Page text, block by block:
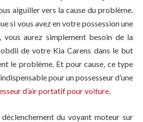
aiguiller vers la cause du problème.
si vous avez en votre possession une
vous aurez simplement besoin de la
de votre Kia Carens dans le but
le problème. Et pour cause, ce type
pour un possesseur d’une
d’air portatif pour voiture.
du voyant moteur sur